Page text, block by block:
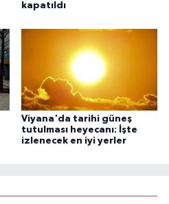
kapatıldı
Viyana'da tarihi güneş
tutulması heyecanı: İşte
izlenecek en iyi yerler